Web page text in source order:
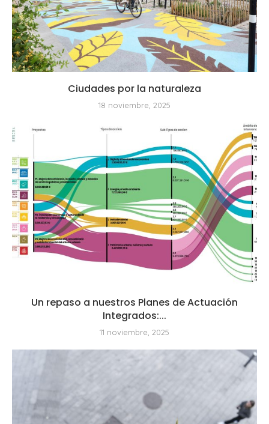
Ciudades por la naturaleza
18 noviembre, 2025
Un repaso a nuestros Planes de Actuación
Integrados:...
11 noviembre, 2025